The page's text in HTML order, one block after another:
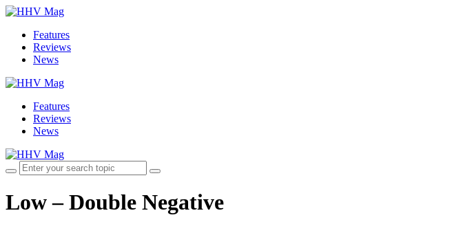
Features
Reviews
News
Features
Reviews
News
Low – Double Negative